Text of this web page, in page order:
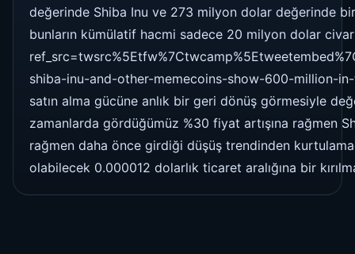
değerinde Shiba Inu ve 273 milyon dolar değerinde
bunların kümülatif hacmi sadece 20 milyon dolar
shiba-inu-and-other-memecoins-show-600-million-
satın alma gücüne anlık bir geri dönüş görmesiyle
zamanlarda gördüğümüz %30 fiyat artışına rağmen
rağmen daha önce girdiği düşüş trendinden
olabilecek 0.000012 dolarlık ticaret aralığına bir